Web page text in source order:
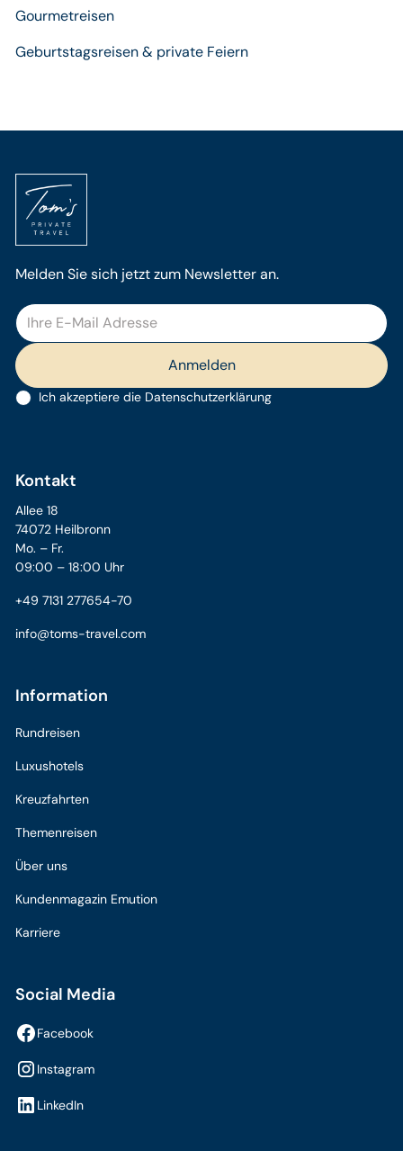
Gourmetreisen
Geburtstagsreisen & private Feiern
Melden Sie sich jetzt zum Newsletter an.
Ich akzeptiere die Datenschutzerklärung
Kontakt
Allee 18
74072 Heilbronn
Mo. – Fr.
09:00 – 18:00 Uhr
+49 7131 277654-70
info@toms-travel.com
Information
Rundreisen
Luxushotels
Kreuzfahrten
Themenreisen
Über uns
Kundenmagazin Emution
Karriere
Social Media
Facebook
Instagram
LinkedIn